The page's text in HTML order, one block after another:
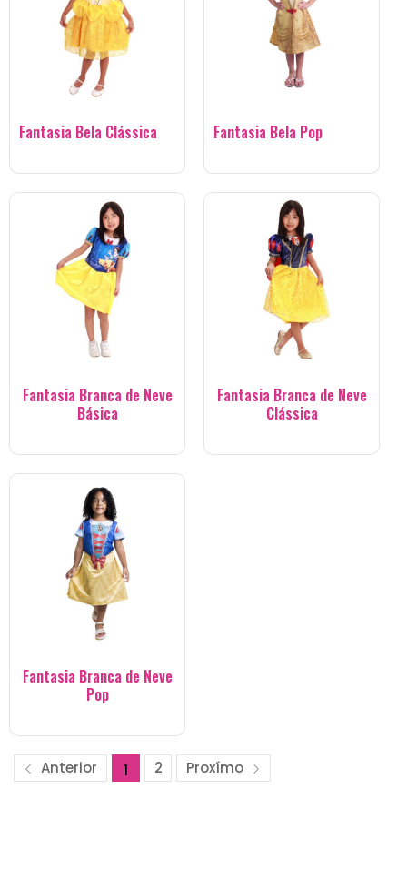
Fantasia Bela Clássica Fantasia Bela Pop
Fantasia Branca de Neve
Básica
Fantasia Branca de Neve
Clássica
Fantasia Branca de Neve
Pop
Anterior 1 2 Proxímo